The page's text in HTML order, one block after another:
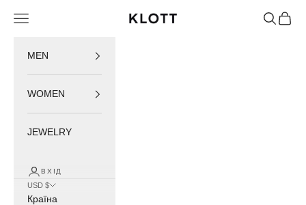
KLOTT INTERNATIONAL
Відкрити навігаційне меню Відкрити
MEN
WOMEN
JEWELRY
ВХІД
USD $
Країна